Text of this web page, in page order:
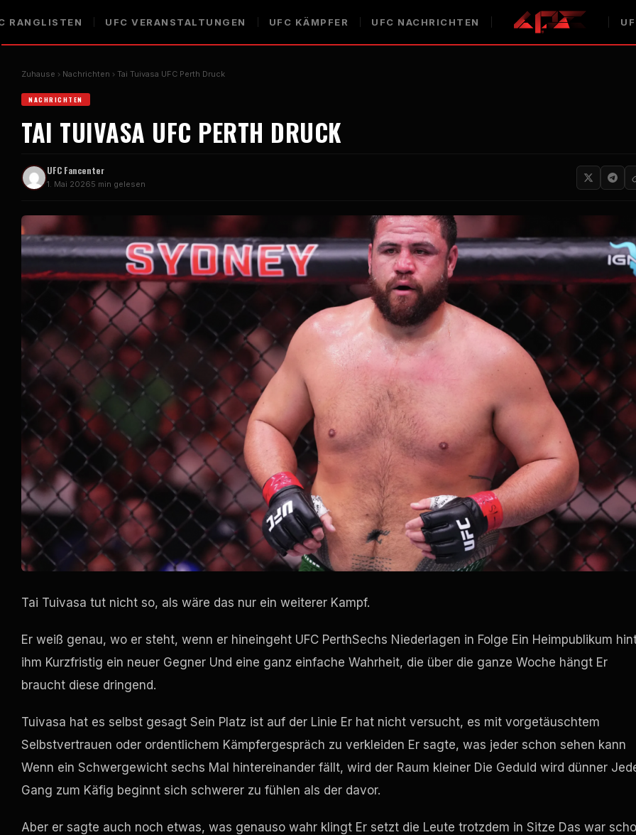
RANGLISTEN UFC VERANSTALTUNGEN UFC KÄMPFER UFC NACHRICHTEN
Zuhause Nachrichten Tai Tuivasa UFC Perth Druck
NACHRICHTEN
TAI TUIVASA UFC PERTH DRUCK
UFCFancenter
1. Mai 20265 min gelesen
Tai Tuivasa tut nicht so, als wäre das nur ein weiterer Kampf.
Er weiß genau, wo er steht, wenn er hineingeht UFC PerthSechs Niederlagen in Folge Ein Heimpublikum
ihm Kurzfristig ein neuer Gegner Und eine ganz einfache Wahrheit, die über die ganze Woche hängt Er
braucht diese dringend.
Tuivasa hat es selbst gesagt Sein Platz ist auf der Linie Er hat nicht versucht, es mit vorgetäuschtem
Selbstvertrauen oder ordentlichem Kämpfergespräch zu verkleiden Er sagte, was jeder schon sehen kann
Wenn ein Schwergewicht sechs Mal hintereinander fällt, wird der Raum kleiner Die Geduld wird dünner
Gang zum Käfig beginnt sich schwerer zu fühlen als der davor.
Aber er sagte auch noch etwas, was genauso wahr klingt Er setzt die Leute trotzdem in Sitze Das war